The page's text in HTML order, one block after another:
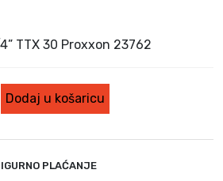
TTX 30 Proxxon 23762
Dodaj u košaricu
PLAĆANJE